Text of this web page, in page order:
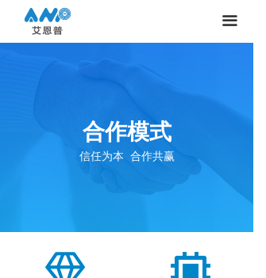
끀
合作模式
信任为本 合作共赢